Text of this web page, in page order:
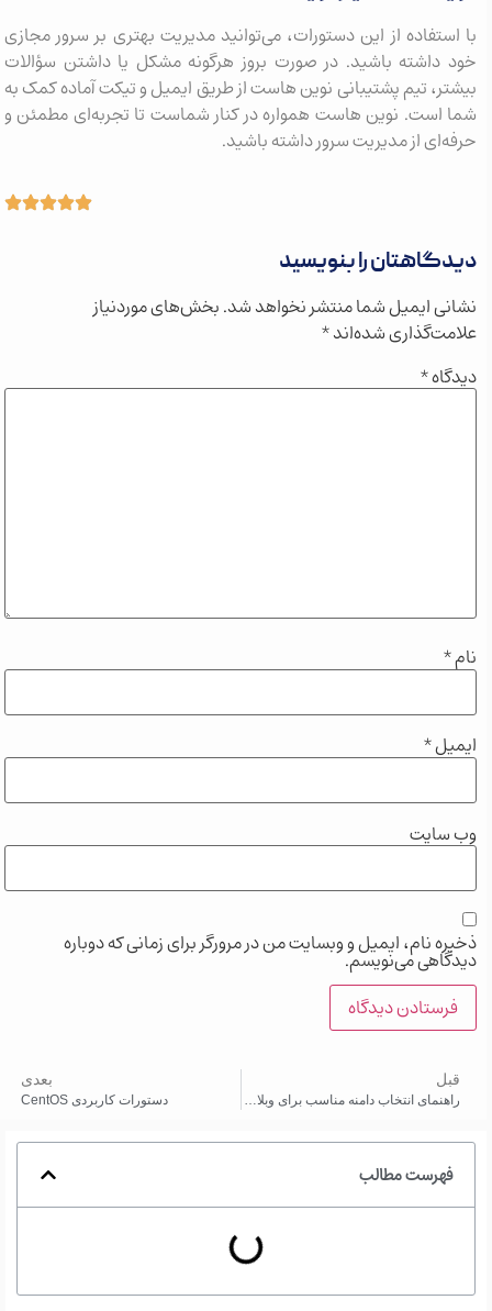
با استفاده از این دستورات، می‌توانید مدیریت بهتری بر سرور مجازی
خود داشته باشید. در صورت بروز هرگونه مشکل یا داشتن سؤالات
بیشتر، تیم پشتیبانی نوین هاست از طریق ایمیل و تیکت آماده کمک به
شما است. نوین هاست همواره در کنار شماست تا تجربه‌ای مطمئن و
حرفه‌ای از مدیریت سرور داشته باشید.
دیدگاهتان را بنویسید
نشانی ایمیل شما منتشر نخواهد شد.بخش‌های موردنیاز
علامت‌گذاری شده‌اند*
دیدگاه*
نام*
ایمیل*
وب‌ سایت
ذخیره نام، ایمیل و وبسایت من در مرورگر برای زمانی که دوباره
دیدگاهی می‌نویسم.
قبل
راهنمای انتخاب دامنه‌ مناسب برای وبلاگ یا وب‌سایت شما
بعدی
دستورات کاربردی CentOS
فهرست مطالب